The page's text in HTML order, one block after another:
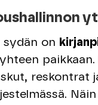
sydän on
reskontrat